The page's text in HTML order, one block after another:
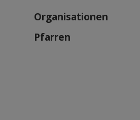
Organisationen
Pfarren